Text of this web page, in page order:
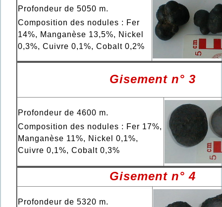
Profondeur de 5050 m.
Composition des nodules : Fer
14%, Manganèse 13,5%, Nickel
0,3%, Cuivre 0,1%, Cobalt 0,2%
Gisement n° 3
Profondeur de 4600 m.
Composition des nodules : Fer 17%,
Manganèse 11%, Nickel 0,1%,
Cuivre 0,1%, Cobalt 0,3%
Gisement n° 4
Profondeur de 5320 m.